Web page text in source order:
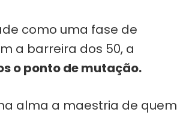
como uma fase de
a barreira dos 50, a
o ponto de mutação.
alma a maestria de quem